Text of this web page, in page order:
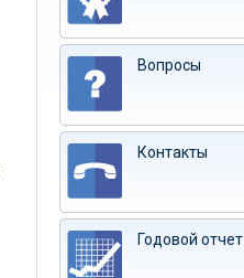
Вопросы
Контакты
Годовой отчет